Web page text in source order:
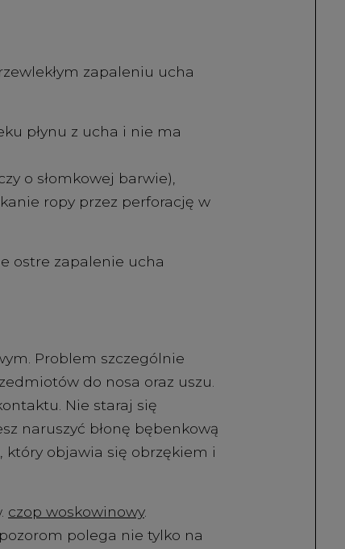
zapaleniu ucha
płynu z ucha i nie ma
o słomkowej barwie),
ropy przez perforację w
ostre zapalenie ucha
Problem szczególnie
do nosa oraz uszu.
Nie staraj się
naruszyć błonę bębenkową
który objawia się obrzękiem i
czop woskowinowy.
polega nie tylko na